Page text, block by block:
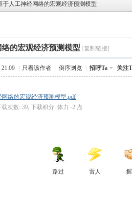
于人工神经网络的宏观经济预测模型
的宏观经济预测模型 [复制链接]
只看该作者 倒序浏览 招呼Ta 关注
网络的宏观经济预测模型.pdf
载次数: 39, 下载积分: 体力 -2 点
路过 雷人